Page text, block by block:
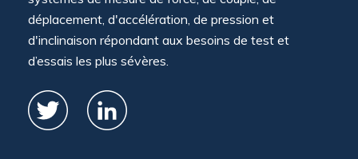
déplacement, d'accélération, de pression et
d'inclinaison répondant aux besoins de test et
d’essais les plus sévères.